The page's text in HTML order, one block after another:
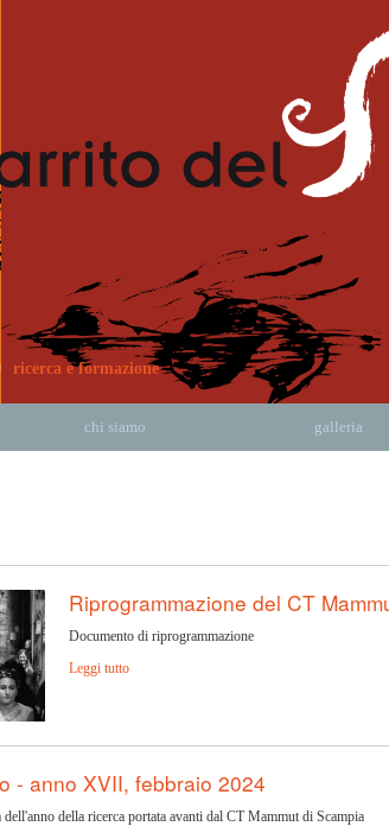
ricerca e formazione
chi siamo galleria
Riprogrammazione del CT
Documento di riprogrammazione
Leggi tutto
- anno XVII, febbraio 2024
dell'anno della ricerca portata avanti dal CT Mammut di Scampia